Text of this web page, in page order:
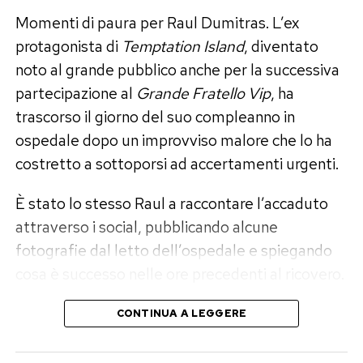
continuare avrebbe significato ripetere gli stessi
errori. Ora, assicura lei, tra loro non esiste alcun
contatto.
Un anno senza frequentazioni:
«Dovevo elaborare il dolore»
Vatiero una scelta precisa. Nessuna relazione di
passaggio, nessun flirt estivo buono per
riempire le pagine di gossip e neppure la ricerca
per scelta mia, non ho avuto alcun tipo di
frequentazione né di rapporto, nemmeno
Momenti di paura per Raul Dumitras. L’ex
protagonista di Temptation Island, diventato
noto al grande pubblico anche per la successiva
partecipazione al Grande Fratello Vip, ha
trascorso il giorno del suo compleanno in
ospedale dopo un improvviso malore che lo ha
costretto a sottoporsi ad accertamenti urgenti.
È stato lo stesso Raul a raccontare l’accaduto
attraverso i social, pubblicando alcune
fotografie dal letto dell’ospedale e spiegando
Il malore durante il viaggio
Raul Dumitras ha raccontato che tutto è iniziato
CONTINUA A LEGGERE